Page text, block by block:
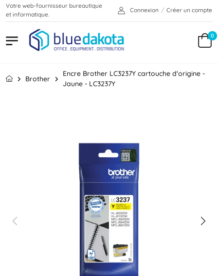
Votre web-fournisseur bureautique
et informatique.
Connexion / Créer un compte
0
Brother
Encre Brother LC3237Y cartouche d'origine -
Jaune - LC3237Y